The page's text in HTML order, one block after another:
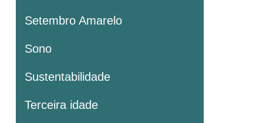
Setembro Amarelo
Sono
Sustentabilidade
Terceira idade